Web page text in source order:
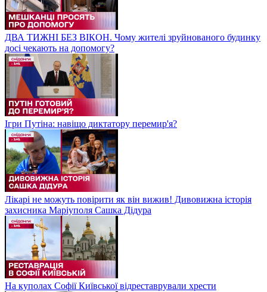
ДВА ТИЖНІ БЕЗ ВІКОН. Чому жителі зруйнованого будинку
досі чекають на допомогу?
Ігри Путіна: навіщо диктатору перемир'я?
Лікарі не можуть повірити як він вижив! Дивовижна історія
захисника Маріуполя Сашка Дідура
На куполах Софії Київської відреставрували хрести